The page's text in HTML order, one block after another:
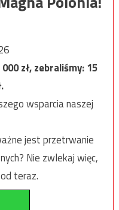
000zł, zebraliśmy:15
wsparcia naszej
jest przetrwanie
Nie zwlekaj więc,
teraz.